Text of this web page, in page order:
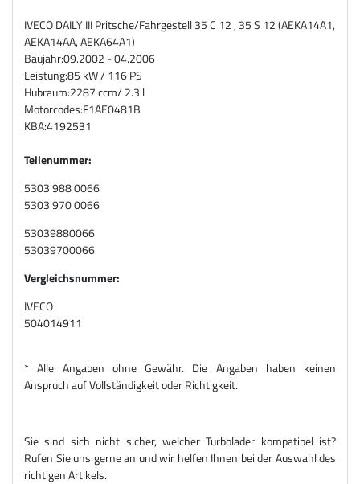
IVECO DAILY III Pritsche/Fahrgestell 35 C 12 , 35 S 12 (AEKA14A1,
AEKA14AA, AEKA64A1)
Baujahr:09.2002 - 04.2006
Leistung:85 kW / 116 PS
Hubraum:2287 ccm/ 2.3 l
Motorcodes:F1AE0481B
KBA:4192531
Teilenummer:
5303 988 0066
5303 970 0066
53039880066
53039700066
Vergleichsnummer:
IVECO
504014911
* Alle Angaben ohne Gewähr. Die Angaben haben keinen
Anspruch auf Vollständigkeit oder Richtigkeit.
Sie sind sich nicht sicher, welcher Turbolader kompatibel ist?
Rufen Sie uns gerne an und wir helfen Ihnen bei der Auswahl des
richtigen Artikels.